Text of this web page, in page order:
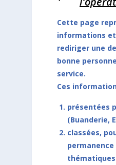
Cette page
informations
rediriger une
bonne
service.
Ces
présentées
(Buanderie,
classées,
permanence